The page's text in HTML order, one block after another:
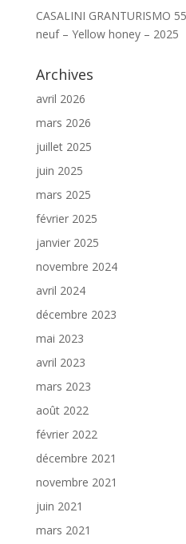
CASALINI GRANTURISMO
neuf – Yellow honey – 2025
Archives
avril 2026
mars 2026
juillet 2025
juin 2025
mars 2025
février 2025
janvier 2025
novembre 2024
avril 2024
décembre 2023
mai 2023
avril 2023
mars 2023
août 2022
février 2022
décembre 2021
novembre 2021
juin 2021
mars 2021